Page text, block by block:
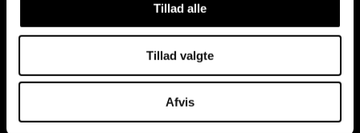
Tillad alle
Tillad valgte
Afvis
KONTAKTINFORMATION
Kanon Produktion ApS